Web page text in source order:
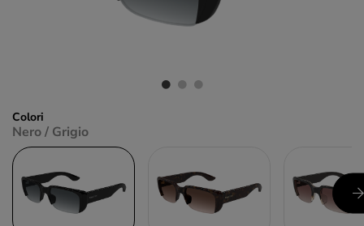
Colori
Nero / Grigio